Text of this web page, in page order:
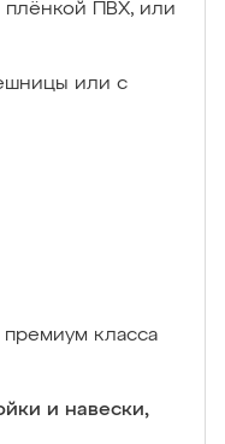
ПВХ, или
или с
премиум класса
и навески,